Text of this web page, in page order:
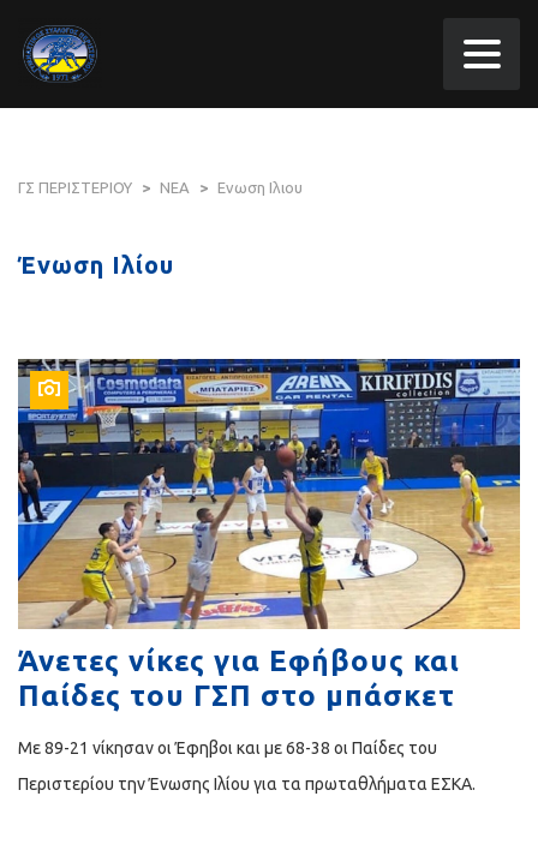
ΓΣ ΠΕΡΙΣΤΕΡΙΟΥ > ΝΕΑ > Ενωση Ιλιου
Ένωση Ιλίου
Άνετες νίκες για Εφήβους και
Παίδες του ΓΣΠ στο μπάσκετ
Με 89-21 νίκησαν οι Έφηβοι και με 68-38 οι Παίδες του
Περιστερίου την Ένωσης Ιλίου για τα πρωταθλήματα ΕΣΚΑ.